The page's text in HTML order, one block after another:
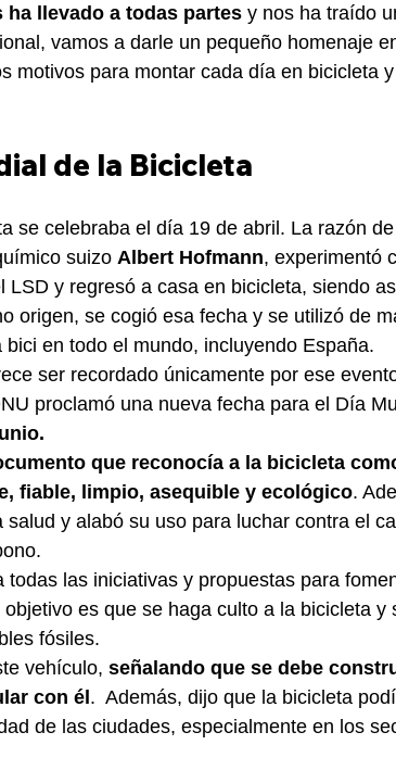
ha llevado a todas partes y nos ha traído
vamos a darle un pequeño homenaje
motivos para montar cada día en bicicleta
de la Bicicleta
se celebraba el día 19 de abril. La razón
suizo Albert Hofmann, experimentó
LSD y regresó a casa en bicicleta, siendo
origen, se cogió esa fecha y se utilizó de
en todo el mundo, incluyendo España.
ser recordado únicamente por ese
proclamó una nueva fecha para el Día
que reconocía a la bicicleta
fiable, limpio, asequible y ecológico.
y alabó su uso para luchar contra el
las iniciativas y propuestas para
objetivo es que se haga culto a la bicicleta y
fósiles.
vehículo, señalando que se debe
con él.  Además, dijo que la bicicleta
de las ciudades, especialmente en los